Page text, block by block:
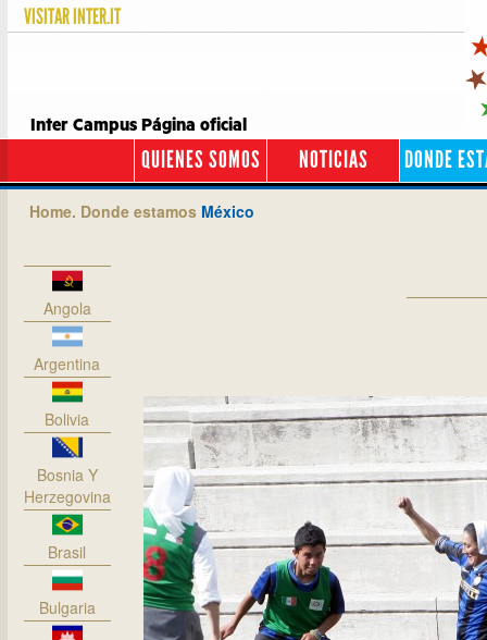
VISITARINTER.IT
Inter Campus Página oficial
QUIENES SOMOS NOTICIAS DONDE
Home. Donde estamos México
Angola
Argentina
Bolivia
Bosnia Y
Herzegovina
Brasil
Bulgaria